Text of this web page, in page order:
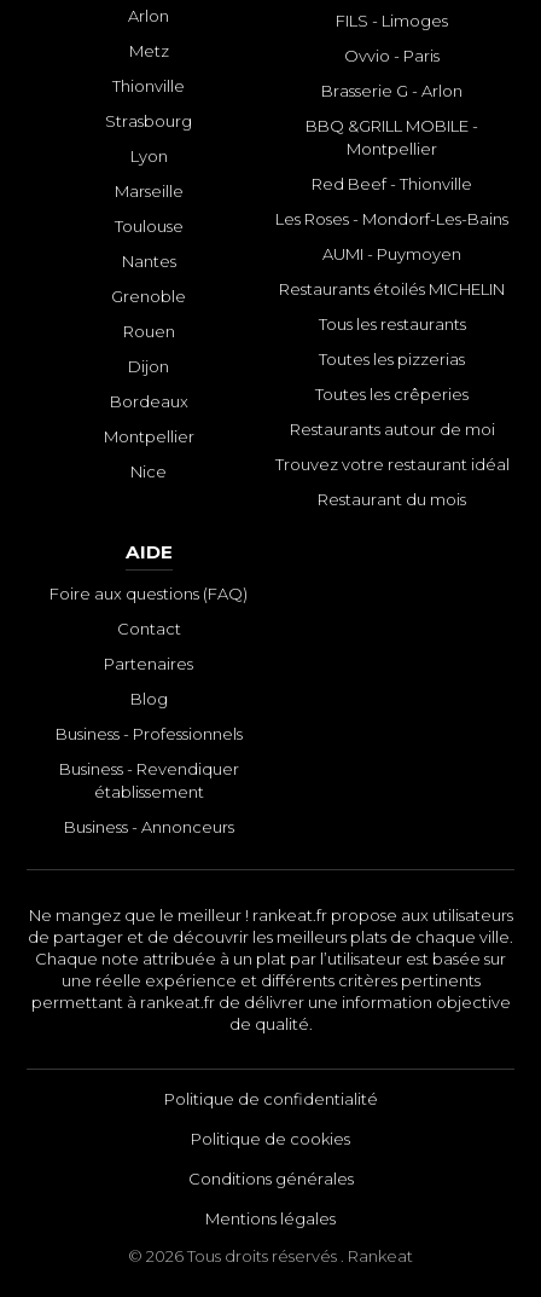
Arlon
Metz
Thionville
Strasbourg
Lyon
Marseille
Toulouse
Nantes
Grenoble
Rouen
Dijon
Bordeaux
Montpellier
Nice
FILS - Limoges
Ovvio - Paris
Brasserie G - Arlon
BBQ &GRILL MOBILE -
Montpellier
Red Beef - Thionville
Les Roses - Mondorf-Les-Bains
AUMI - Puymoyen
Restaurants étoilés MICHELIN
Tous les restaurants
Toutes les pizzerias
Toutes les crêperies
Restaurants autour de moi
Trouvez votre restaurant idéal
Restaurant du mois
AIDE
Foire aux questions (FAQ)
Contact
Partenaires
Blog
Business - Professionnels
Business - Revendiquer
établissement
Business - Annonceurs
Ne mangez que le meilleur ! rankeat.fr propose aux utilisateurs
de partager et de découvrir les meilleurs plats de chaque ville.
Chaque note attribuée à un plat par l’utilisateur est basée sur
une réelle expérience et différents critères pertinents
permettant à rankeat.fr de délivrer une information objective
de qualité.
Politique de confidentialité
Politique de cookies
Conditions générales
Mentions légales
© 2026 Tous droits réservés . Rankeat